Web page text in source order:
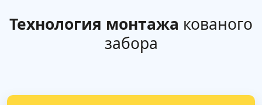
Технология монтажа кованого
забора